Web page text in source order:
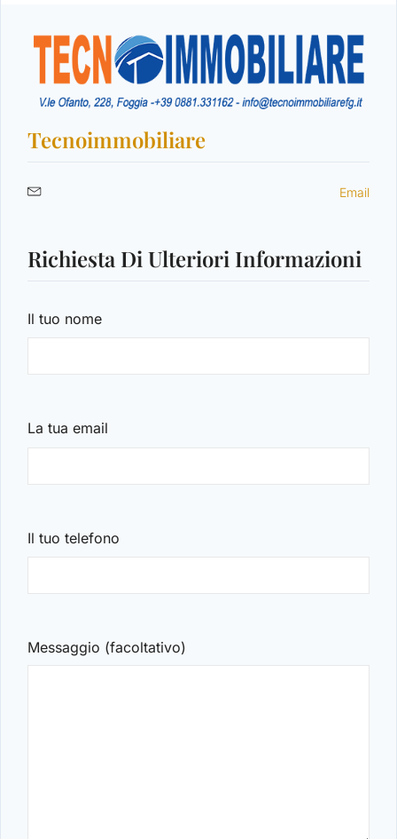
Tecnoimmobiliare
Email
Richiesta Di Ulteriori Informazioni
Il tuo nome
La tua email
Il tuo telefono
Messaggio (facoltativo)